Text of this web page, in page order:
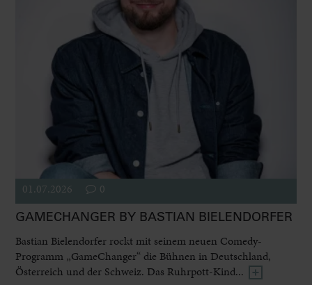
01.07.2026 0
GAMECHANGER BY BASTIAN BIELENDORFER
Bastian Bielendorfer rockt mit seinem neuen Comedy-
Programm „GameChanger“ die Bühnen in Deutschland,
Österreich und der Schweiz. Das Ruhrpott-Kind...